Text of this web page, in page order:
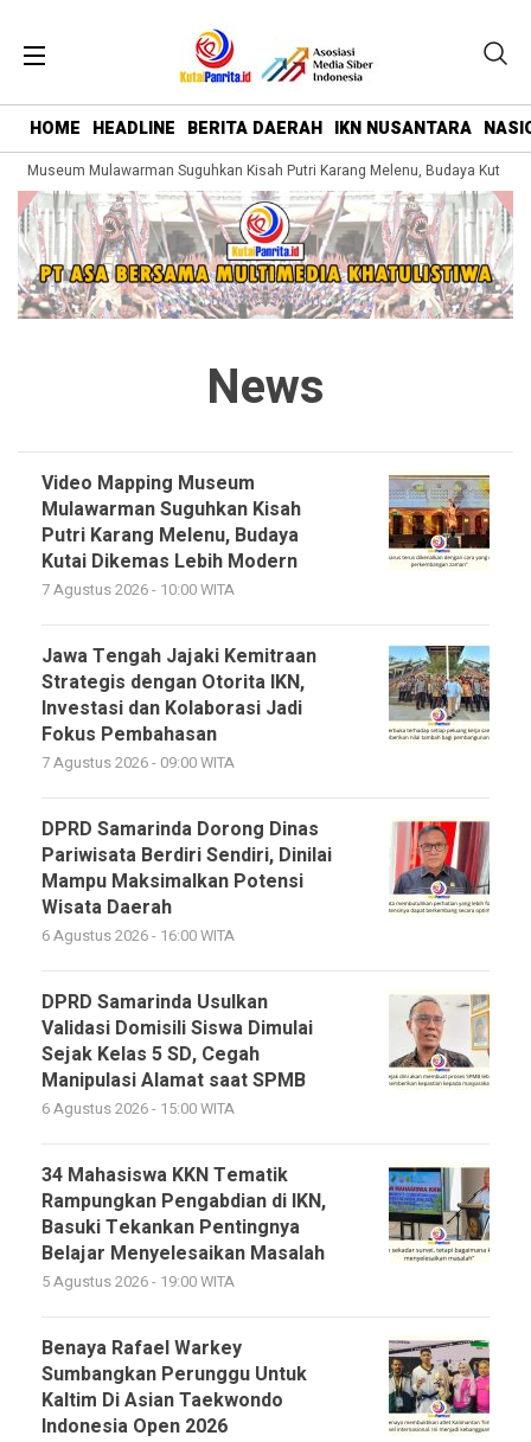
HOME HEADLINE BERITA DAERAH IKN NUSANTARA
Museum Mulawarman Suguhkan Kisah Putri Karang Melenu, Budaya Kutai
News
Video Mapping Museum
Mulawarman Suguhkan Kisah
Putri Karang Melenu, Budaya
Kutai Dikemas Lebih Modern
7 Agustus 2026 - 10:00 WITA
Jawa Tengah Jajaki Kemitraan
Strategis dengan Otorita IKN,
Investasi dan Kolaborasi Jadi
Fokus Pembahasan
7 Agustus 2026 - 09:00 WITA
DPRD Samarinda Dorong Dinas
Pariwisata Berdiri Sendiri, Dinilai
Mampu Maksimalkan Potensi
Wisata Daerah
6 Agustus 2026 - 16:00 WITA
DPRD Samarinda Usulkan
Validasi Domisili Siswa Dimulai
Sejak Kelas 5 SD, Cegah
Manipulasi Alamat saat SPMB
6 Agustus 2026 - 15:00 WITA
34 Mahasiswa KKN Tematik
Rampungkan Pengabdian di IKN,
Basuki Tekankan Pentingnya
Belajar Menyelesaikan Masalah
5 Agustus 2026 - 19:00 WITA
Benaya Rafael Warkey
Sumbangkan Perunggu Untuk
Kaltim Di Asian Taekwondo
Indonesia Open 2026